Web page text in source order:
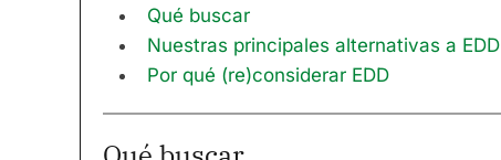
Qué buscar
Nuestras principales alternativas a EDD
Por qué (re)considerar EDD